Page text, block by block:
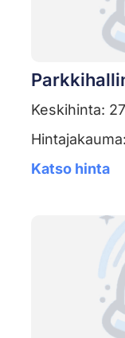
Keskihinta:
Katso hinta